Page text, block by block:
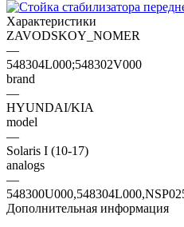
Характеристики
ZAVODSKOY_NOMER
—
548304L000;548302V000
brand
—
HYUNDAI/KIA
model
—
Solaris I (10-17)
analogs
—
Дополнительная информация